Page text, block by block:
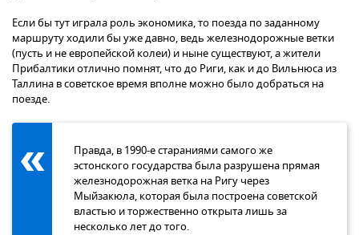
Если бы тут играла роль экономика, то поезда по заданному
маршруту ходили бы уже давно, ведь железнодорожные ветки
(пусть и не европейской колеи) и ныне существуют, а жители
Прибалтики отлично помнят, что до Риги, как и до Вильнюса из
Таллина в советское время вполне можно было добраться на
поезде.
Правда, в 1990-е стараниями самого же
эстонского государства была разрушена прямая
железнодорожная ветка на Ригу через
Мыйзакюла, которая была построена советской
властью и торжественно открыта лишь за
несколько лет до того.